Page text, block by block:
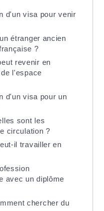
d'un visa pour venir
étranger ancien
?
revenir en
l'espace
d'un visa pour un
sont les
circulation ?
il travailler en
avec un diplôme
chercher du